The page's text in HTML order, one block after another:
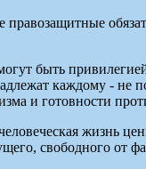
быть
каждому - не
и готовности
жизнь
свободного от